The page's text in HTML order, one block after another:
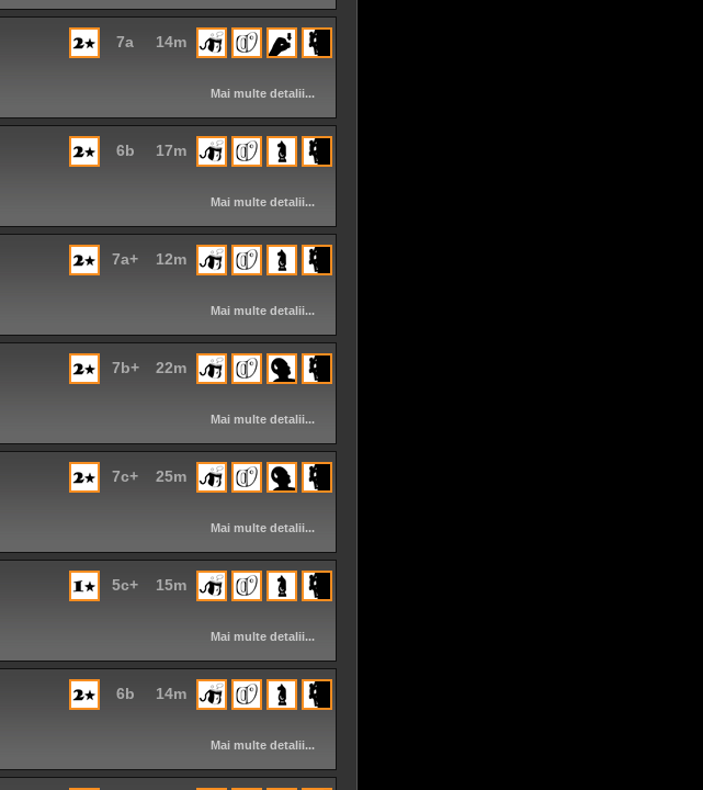
14m
7a
Mai multe detalii...
17m
6b
Mai multe detalii...
12m
7a+
Mai multe detalii...
22m
7b+
Mai multe detalii...
25m
7c+
Mai multe detalii...
15m
5c+
Mai multe detalii...
14m
6b
Mai multe detalii...